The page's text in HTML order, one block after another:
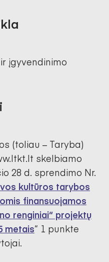
įgyvendinimo
(toliau – Taryba)
skelbiamo
28 d. sprendimo Nr.
kultūros tarybos
finansuojamos
renginiai“ projektų
metais“ 1 punkte